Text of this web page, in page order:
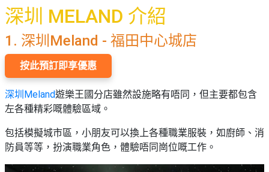
訂
製
禮
物
場
地
佈
置
用
業/
公
司
活
動
婚
禮
親
需
知
軟
件
夾
時
間
神
情
聯
絡
我
關
於
#
節
日
婚
週
末
深圳 MELAND 介紹
1. 深圳Meland - 福田中心城店
按此預訂即享優惠
深圳 Meland遊樂王國分店雖然設施略有唔同，但主要都包含
左各種精彩嘅體驗區域。
包括模擬城市區，小朋友可以換上各種職業服裝，如廚師、消
防員等等，扮演職業角色，體驗唔同崗位嘅工作。